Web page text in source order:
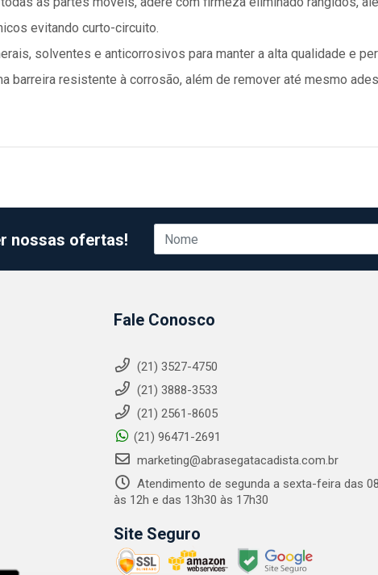
evitando curto-circuito.
solventes e anticorrosivos para manter a alta qualidade e
barreira resistente à corrosão, além de remover até mesmo
nossas ofertas!
Fale Conosco
(21) 3527-4750
(21) 3888-3533
(21) 2561-8605
(21) 96471-2691
marketing@abrasegatacadista.com.br
Atendimento de segunda a sexta-feira das
às 12h e das 13h30 às 17h30
Site Seguro